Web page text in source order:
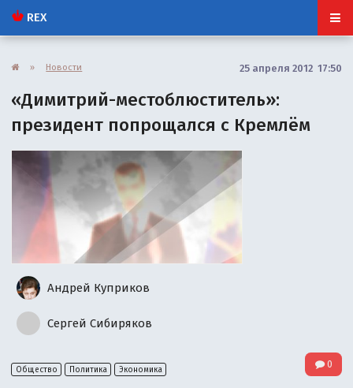
REX
» Новости 25 апреля 2012 17:50
«Димитрий-местоблюститель»:
президент попрощался с Кремлём
Андрей Куприков
Сергей Сибиряков
Общество Политика Экономика 0